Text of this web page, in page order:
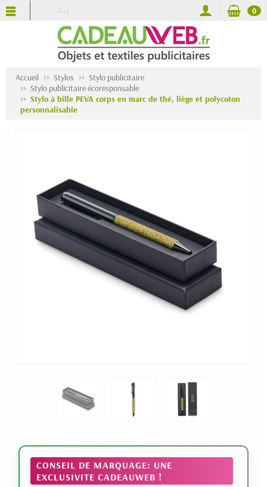
Blog 0
Accueil Stylos
Stylo publicitaire
Stylo publicitaire écoresponsable
Stylo à bille PEVA corps en marc de thé, liège et polycoton
personnalisable
CONSEIL DE MARQUAGE: UNE
EXCLUSIVITE CADEAUWEB !